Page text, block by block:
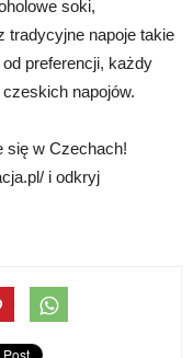
soki,
tradycyjne napoje takie
preferencji, każdy
napojów.
się w Czechach!
i odkryj